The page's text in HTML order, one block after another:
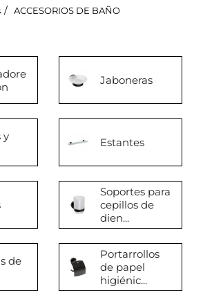
ACCESORIOS DE BAÑO
Jaboneras
y
Estantes
Soportes para
cepillos de
dien...
de
Portarrollos
de papel
higiénic...